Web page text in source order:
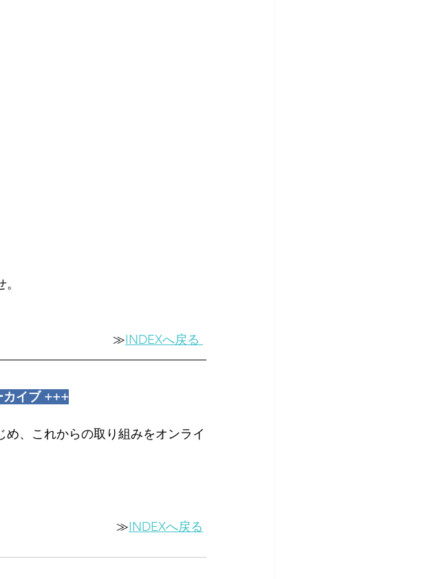
≫INDEXへ戻る
カイブ +++
、これからの取り組みをオンライ
≫INDEXへ戻る